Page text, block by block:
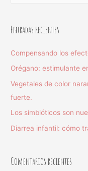
Entradas recientes
Compensando los
Orégano: estimulante
Vegetales de color
fuerte.
Los simbióticos son
Diarrea infantil: cómo
Comentarios recientes